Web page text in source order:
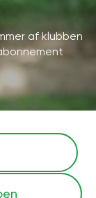
af klubben